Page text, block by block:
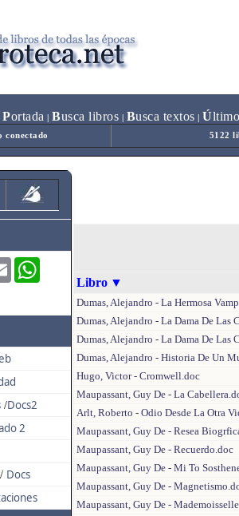
Portada Busca libros Busca textos Ú
conectado 5122
Email
/Docs2
2
/ Docs
Libro ▼
Dumas, Alejandro - La Hermosa
Dumas, Alejandro - La Dama De Las
Dumas, Alejandro - La Dama De Las
Dumas, Alejandro - Historia De Un
Hugo, Victor - Cromwell.doc
Maupassant, Guy De - La
Arlt, Roberto - Odio Desde La Otra
Maupassant, Guy De - Resea
Maupassant, Guy De - Recuerdo.doc
Maupassant, Guy De - Mi To
Maupassant, Guy De -
Maupassant, Guy De -